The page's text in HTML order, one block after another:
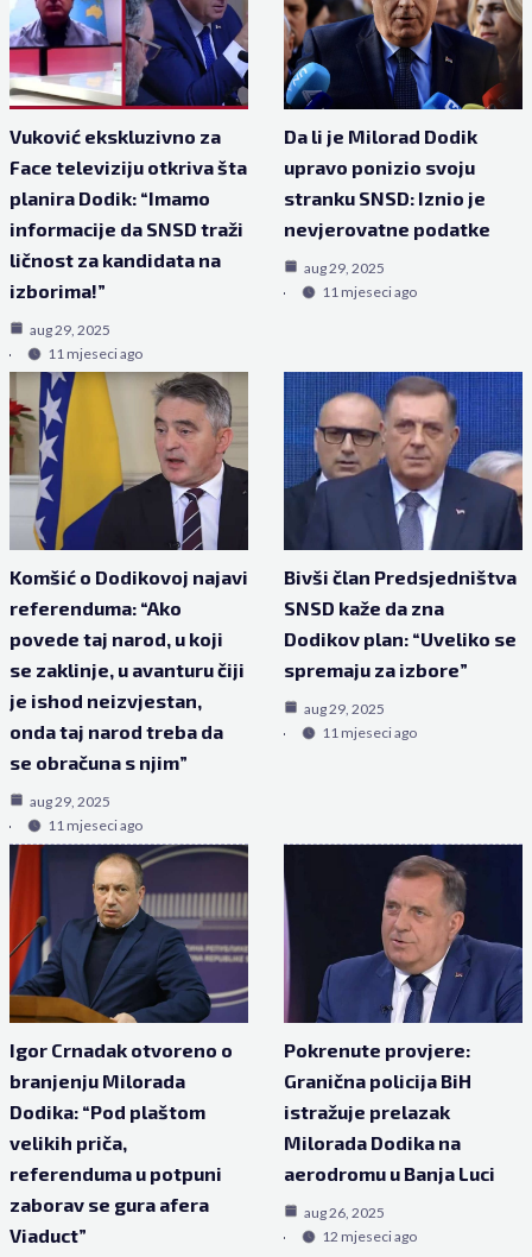
Vuković ekskluzivno za
Face televiziju otkriva šta
planira Dodik: “Imamo
informacije da SNSD traži
ličnost za kandidata na
izborima!”
aug 29, 2025
11 mjeseci ago
Da li je Milorad Dodik
upravo ponizio svoju
stranku SNSD: Iznio je
nevjerovatne podatke
aug 29, 2025
11 mjeseci ago
Komšić o Dodikovoj najavi
referenduma: “Ako
povede taj narod, u koji
se zaklinje, u avanturu čiji
je ishod neizvjestan,
onda taj narod treba da
se obračuna s njim”
aug 29, 2025
11 mjeseci ago
Bivši član Predsjedništva
SNSD kaže da zna
Dodikov plan: “Uveliko se
spremaju za izbore”
aug 29, 2025
11 mjeseci ago
Igor Crnadak otvoreno o
branjenju Milorada
Dodika: “Pod plaštom
velikih priča,
referenduma u potpuni
zaborav se gura afera
Viaduct”
Pokrenute provjere:
Granična policija BiH
istražuje prelazak
Milorada Dodika na
aerodromu u Banja Luci
aug 26, 2025
12 mjeseci ago